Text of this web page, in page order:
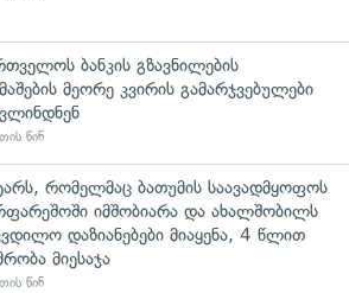
ბანკის გზავნილების
მეორე კვირის გამარჯვებულები
წინ
რომელმაც ბათუმის საავადმყოფოს
იმშობიარა და ახალშობილს
დაზიანებები მიაყენა, 4 წლით
მიესაჯა
წინ